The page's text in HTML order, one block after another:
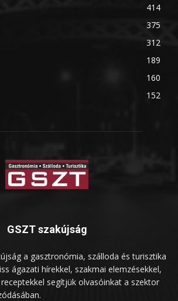
414
375
312
189
160
152
GSZT szakújság
a gasztronómia, szálloda és turisztika
ágazati hírekkel, szakmai elemzésekkel,
segítjük olvasóinkat a szektor